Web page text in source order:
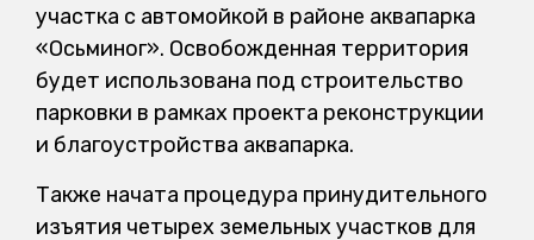
участка с автомойкой в районе аквапарка
«Осьминог». Освобожденная территория
будет использована под строительство
парковки в рамках проекта реконструкции
и благоустройства аквапарка.
Также начата процедура принудительного
изъятия четырех земельных участков для